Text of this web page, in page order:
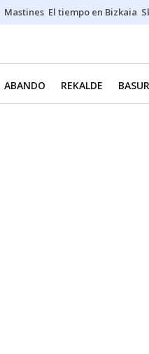
Mastines El tiempo en Bizkaia
ABANDO REKALDE